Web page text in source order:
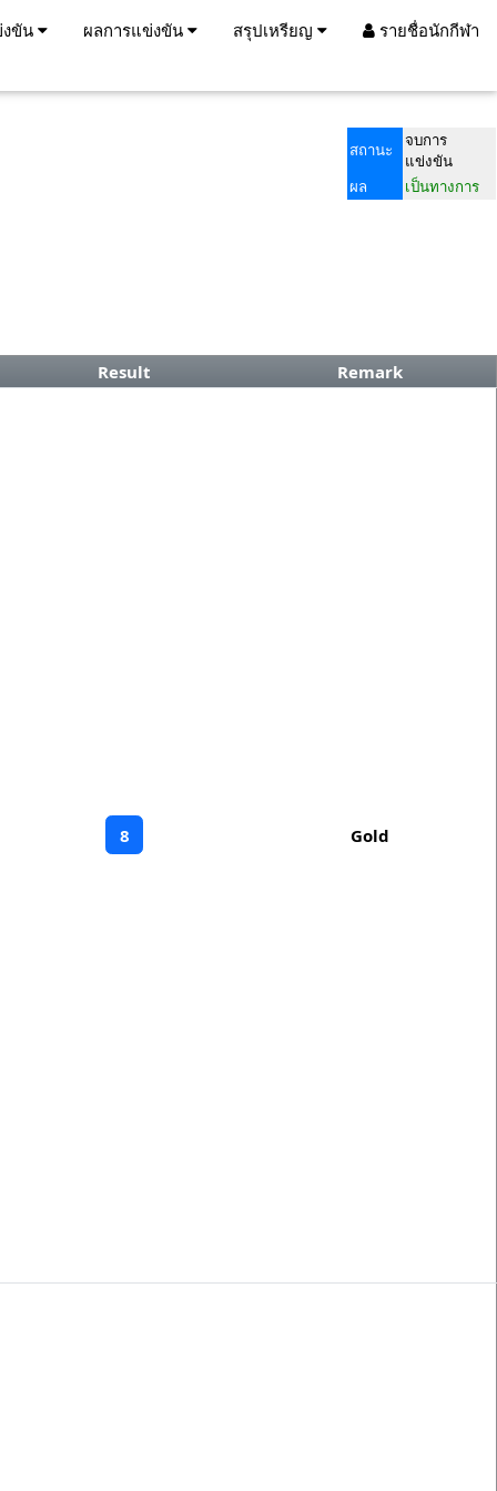
งขัน ผลการแข่งขัน สรุปเหรียญ รายชื่อนักกีฬา
สถานะ
จบการ
แข่งขัน
ผล
เป็นทางการ
Result Remark
8 Gold